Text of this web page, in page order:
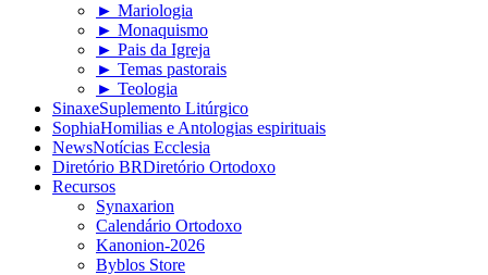
► Mariologia
► Monaquismo
► Pais da Igreja
► Temas pastorais
► Teologia
SinaxeSuplemento Litúrgico
SophiaHomilias e Antologias espirituais
NewsNotícias Ecclesia
Diretório BRDiretório Ortodoxo
Recursos
Synaxarion
Calendário Ortodoxo
Kanonion-2026
Byblos Store